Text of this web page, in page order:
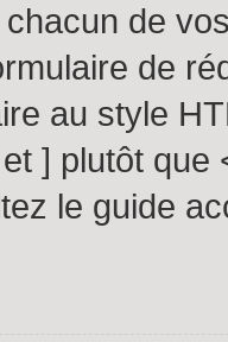
de
de
au style
] plutôt que
le guide